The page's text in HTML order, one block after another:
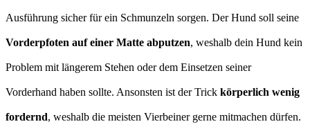
Ausführung sicher für ein Schmunzeln sorgen. Der Hund soll seine
Vorderpfoten auf einer Matte abputzen, weshalb dein Hund kein
Problem mit längerem Stehen oder dem Einsetzen seiner
Vorderhand haben sollte. Ansonsten ist der Trick körperlich wenig
fordernd, weshalb die meisten Vierbeiner gerne mitmachen dürfen.